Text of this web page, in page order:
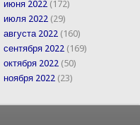
июня 2022 (172)
июля 2022 (29)
августа 2022 (160)
сентября 2022 (169)
октября 2022 (50)
ноября 2022 (23)